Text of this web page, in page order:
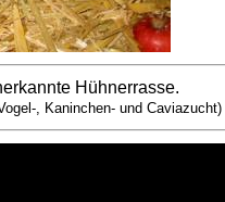
Hühnerrasse.
, Kaninchen- und Caviazucht)